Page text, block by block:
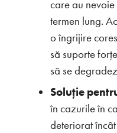
care au
termen lung.
o îngrijire
să suporte
să se
Soluție
în cazurile în
deteriorat